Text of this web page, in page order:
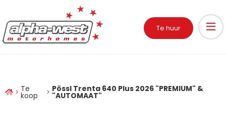
Te huur
Te
koop
Pössl Trenta 640 Plus 2026 "PREMIUM" &
"AUTOMAAT"